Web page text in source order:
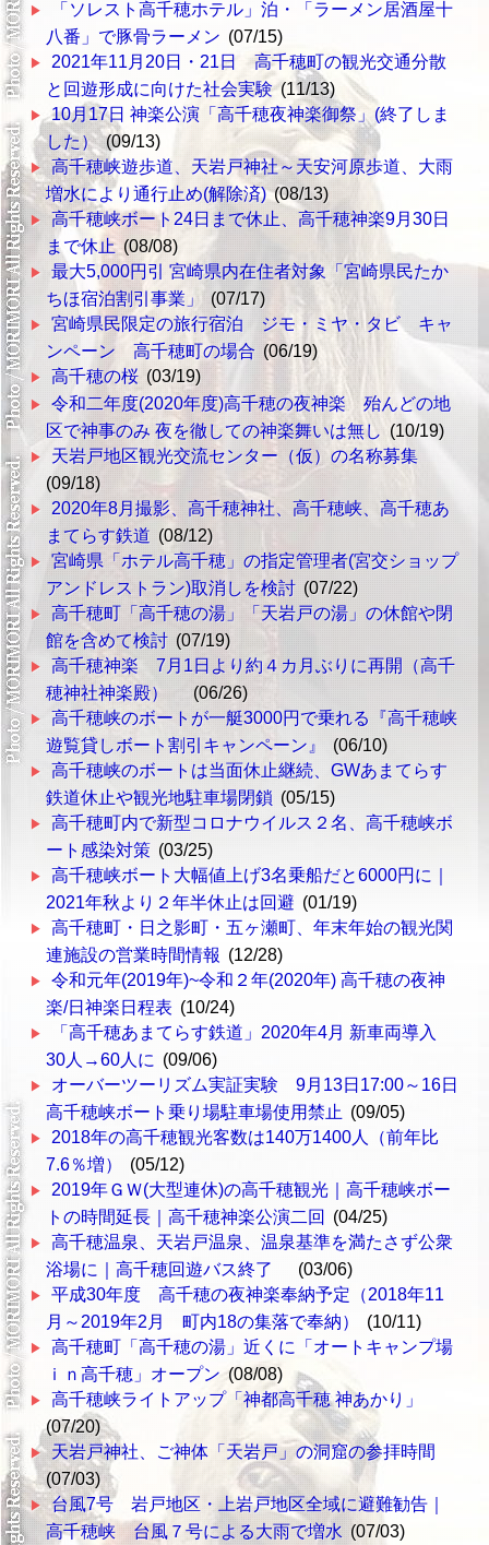
「ソレスト高千穂ホテル」泊・「ラーメン居酒屋十
八番」で豚骨ラーメン (07/15)
2021年11月20日・21日 高千穂町の観光交通分散
と回遊形成に向けた社会実験(11/13)
10月17日 神楽公演「高千穂夜神楽御祭」(終了しま
した） (09/13)
高千穂峡遊歩道、天岩戸神社～天安河原歩道、大雨
増水により通行止め(解除済)(08/13)
高千穂峡ボート24日まで休止、高千穂神楽9月30日
まで休止 (08/08)
最大5,000円引 宮崎県内在住者対象「宮崎県民たか
ちほ宿泊割引事業」
(07/17)
宮崎県民限定の旅行宿泊 ジモ・ミヤ・タビ キャ
ンペーン 高千穂町の場合 (06/19)
高千穂の桜 (03/19)
令和二年度(2020年度)高千穂の夜神楽 殆んどの地
区で神事のみ 夜を徹しての神楽舞いは無し (10/19)
天岩戸地区観光交流センター（仮）の名称募集
(09/18)
2020年8月撮影、高千穂神社、高千穂峡、高千穂あ
まてらす鉄道 (08/12)
宮崎県「ホテル高千穂」の指定管理者(宮交ショップ
アンドレストラン)取消しを検討 (07/22)
高千穂町「高千穂の湯」「天岩戸の湯」の休館や閉
館を含めて検討 (07/19)
高千穂神楽 7月1日より約４カ月ぶりに再開（高千
穂神社神楽殿）
(06/26)
高千穂峡のボートが一艇3000円で乗れる『高千穂峡
遊覧貸しボート割引キャンペーン』
(06/10)
高千穂峡のボートは当面休止継続、GWあまてらす
鉄道休止や観光地駐車場閉鎖 (05/15)
高千穂町内で新型コロナウイルス２名、高千穂峡ボ
ート感染対策 (03/25)
高千穂峡ボート大幅値上げ3名乗船だと6000円に｜
2021年秋より２年半休止は回避 (01/19)
高千穂町・日之影町・五ヶ瀬町、年末年始の観光関
連施設の営業時間情報 (12/28)
令和元年(2019年)~令和２年(2020年) 高千穂の夜神
楽/日神楽日程表 (10/24)
「高千穂あまてらす鉄道」2020年4月 新車両導入
30人→60人に (09/06)
オーバーツーリズム実証実験 9月13日17:00～16日
高千穂峡ボート乗り場駐車場使用禁止 (09/05)
2018年の高千穂観光客数は140万1400人（前年比
7.6％増）
(05/12)
2019年ＧＷ(大型連休)の高千穂観光｜高千穂峡ボー
トの時間延長｜高千穂神楽公演二回
(04/25)
高千穂温泉、天岩戸温泉、温泉基準を満たさず公衆
浴場に｜高千穂回遊バス終了
(03/06)
平成30年度 高千穂の夜神楽奉納予定（2018年11
月～2019年2月 町内18の集落で奉納）
(10/11)
高千穂町「高千穂の湯」近くに「オートキャンプ場
ｉｎ高千穂」オープン (08/08)
高千穂峡ライトアップ「神都高千穂 神あかり」
(07/20)
天岩戸神社、ご神体「天岩戸」の洞窟の参拝時間
(07/03)
台風7号 岩戸地区・上岩戸地区全域に避難勧告｜
高千穂峡 台風７号による大雨で増水 (07/03)